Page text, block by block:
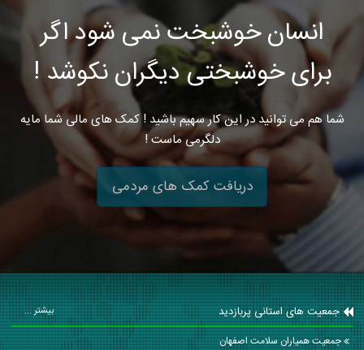
انسان خوشبخت نمی شود اگر
برای خوشبختی دیگران نکوشد !
شما هم می توانید در این کار سهیم باشید ! کمک های مالی شما مایه
دلگرمی ماست !
دریافت کمک های مردمی
جمعیت های استانی پربازدید بیشتر ...
جمعیت همیاران سلامت اصفهان